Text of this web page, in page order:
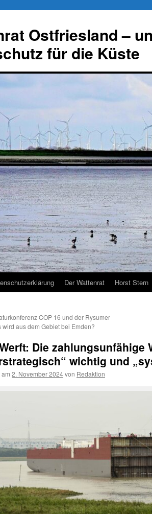
Ostfriesland –
für die Küste
Der Wattenrat Horst Stern
COP 16 und der Rysumer
wird aus dem Gebiet bei Emden?
Die zahlungsunfähige
wichtig und
2. November 2024von Redaktion